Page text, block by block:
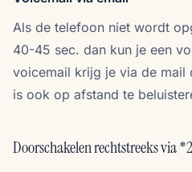
Als de telefoon niet wordt
40-45 sec. dan kun je een
voicemail krijg je via de mail
is ook op afstand te
Doorschakelen rechtstreeks via